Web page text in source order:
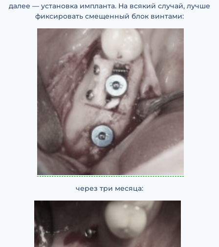
далее — установка импланта. На всякий случай, лучше
фиксировать смещенный блок винтами:
через три месяца: